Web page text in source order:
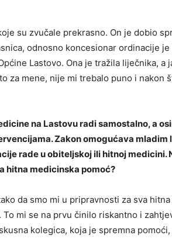
su zvučale prekrasno. On je dobio
odnosno koncesionar ordinacije
Lastovo. Ona je tražila liječnika, a
za mene, nije mi trebalo puno i nakon
na Lastovu radi samostalno, a
Zakon omogućava mladim
rade u obiteljskoj ili hitnoj medicini.
hitna medicinska pomoć?
da smo mi u pripravnosti za sva hitna
mi se na prvu činilo riskantno i
kolegica, koja je spremna pomoći,